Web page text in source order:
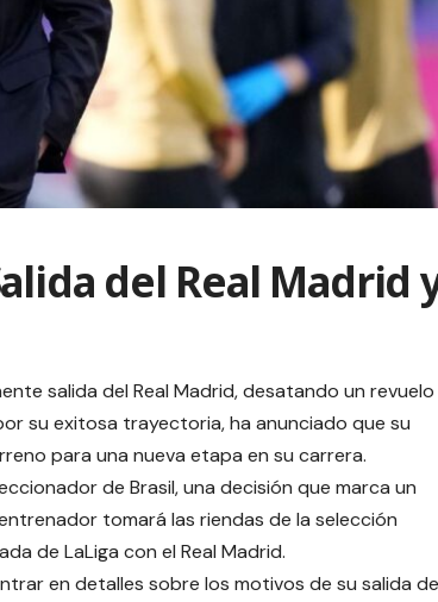
del Real Madrid
salida del Real Madrid, desatando un revuelo
su exitosa trayectoria, ha anunciado que su
para una nueva etapa en su carrera.
de Brasil, una decisión que marca un
tomará las riendas de la selección
de LaLiga con el Real Madrid.
en detalles sobre los motivos de su salida